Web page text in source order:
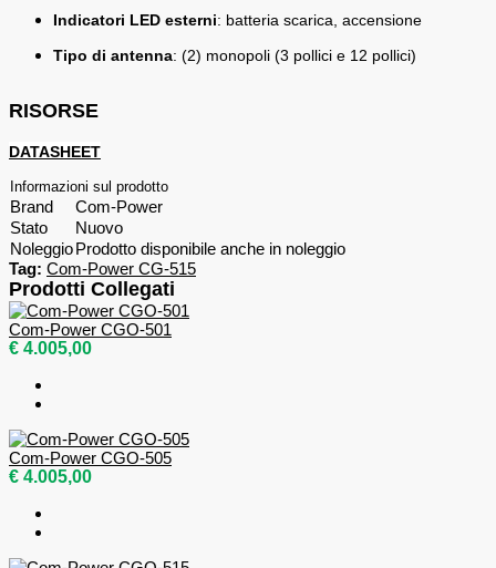
Indicatori LED esterni: batteria scarica, accensione
Tipo di antenna: (2) monopoli (3 pollici e 12 pollici)
RISORSE
DATASHEET
Informazioni sul prodotto
Brand
Com-Power
Stato
Nuovo
NoleggioProdotto disponibile anche in noleggio
Tag: Com-Power CG-515
Prodotti Collegati
Com-Power CGO-501
€ 4.005,00
Com-Power CGO-505
€ 4.005,00